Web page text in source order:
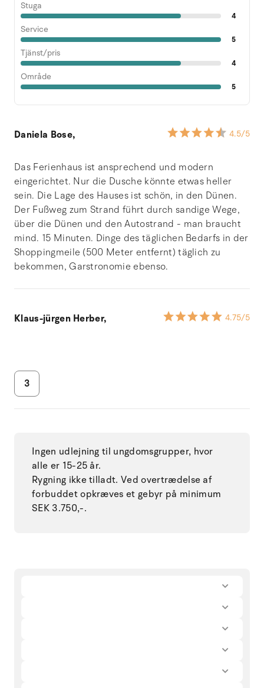
Stuga
4
Service
5
Tjänst/pris
4
Område
5
Daniela Bose, 4.5/5
Das Ferienhaus ist ansprechend und modern
eingerichtet. Nur die Dusche könnte etwas heller
sein. Die Lage des Hauses ist schön, in den Dünen.
Der Fußweg zum Strand führt durch sandige Wege,
über die Dünen und den Autostrand - man braucht
mind. 15 Minuten. Dinge des täglichen Bedarfs in der
Shoppingmeile (500 Meter entfernt) täglich zu
bekommen, Garstronomie ebenso.
Klaus-jürgen Herber, 4.75/5
3
Ingen udlejning til ungdomsgrupper, hvor
alle er 15-25 år.
Rygning ikke tilladt. Ved overtrædelse af
forbuddet opkræves et gebyr på minimum
SEK 3.750,-.